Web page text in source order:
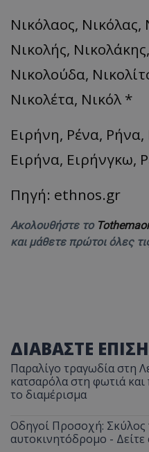
Νικόλαος, Νικόλας,
Νικολής,
Νικολούδα,
Νικολέτα, Νικόλ *
Ειρήνη, Ρένα,
Ειρήνα, Ειρήνγκω,
Πηγή: ethnos.gr
Ακολουθήστε το
και μάθετε πρώτοι όλες
ΔΙΑΒΑΣΤΕ
Παραλίγο τραγωδία στη
κατσαρόλα στη φωτιά
το διαμέρισμα
Οδηγοί Προσοχή: Σκύλος
αυτοκινητόδρομο - Δείτε